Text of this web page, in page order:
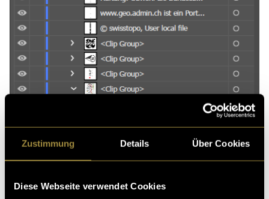
Zustimmung Details Über Cookies
Diese Webseite verwendet Cookies